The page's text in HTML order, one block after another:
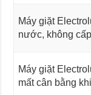
Máy giặt
nước, không
Máy giặt
mất cân bằng